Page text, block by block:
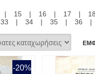
| 15 | 16 | 17 | 18
33 | 34 | 35 | 36 |
-20%